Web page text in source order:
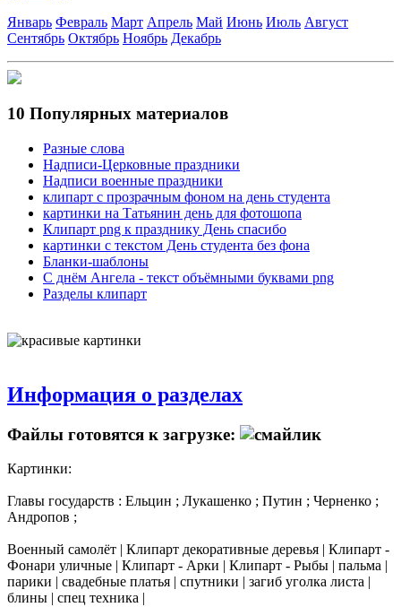
Январь Февраль Март Апрель Май Июнь Июль Август
Сентябрь Октябрь Ноябрь Декабрь
10 Популярных материалов
Разные слова
Надписи-Церковные праздники
Надписи военные праздники
клипарт с прозрачным фоном на день студента
картинки на Татьянин день для фотошопа
Клипарт png к празднику День спасибо
картинки с текстом День студента без фона
Бланки-шаблоны
С днём Ангела - текст объёмными буквами png
Разделы клипарт
Информация о разделах
Файлы готовятся к загрузке:
Картинки:
Главы государств : Ельцин ; Лукашенко ; Путин ; Черненко ;
Андропов ;
Военный самолёт | Клипарт декоративные деревья | Клипарт -
Фонари уличные | Клипарт - Арки | Клипарт - Рыбы | пальма |
парики | свадебные платья | спутники | загиб уголка листа |
блины | спец техника |